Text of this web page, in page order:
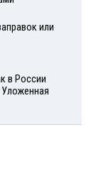
или
в России
Уложенная